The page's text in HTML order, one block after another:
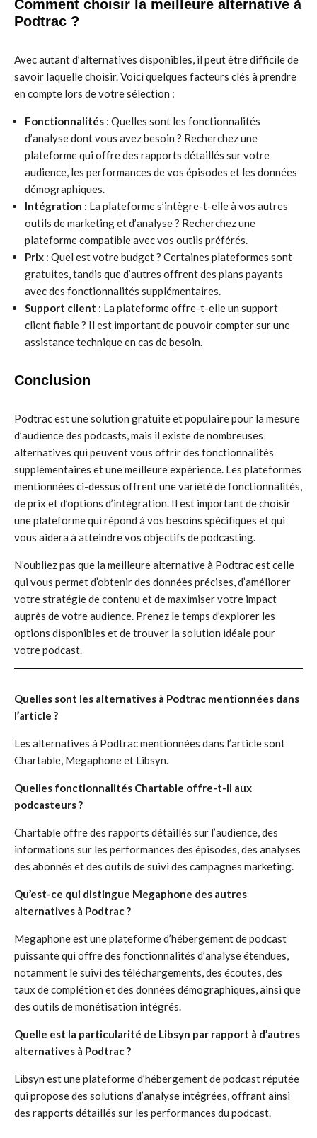
Comment choisir la meilleure alternative à
Podtrac ?
Avec autant d’alternatives disponibles, il peut être difficile de
savoir laquelle choisir. Voici quelques facteurs clés à prendre
en compte lors de votre sélection :
Fonctionnalités : Quelles sont les fonctionnalités
d’analyse dont vous avez besoin ? Recherchez une
plateforme qui offre des rapports détaillés sur votre
audience, les performances de vos épisodes et les données
démographiques.
Intégration : La plateforme s’intègre-t-elle à vos autres
outils de marketing et d’analyse ? Recherchez une
plateforme compatible avec vos outils préférés.
Prix : Quel est votre budget ? Certaines plateformes sont
gratuites, tandis que d’autres offrent des plans payants
avec des fonctionnalités supplémentaires.
Support client : La plateforme offre-t-elle un support
client fiable ? Il est important de pouvoir compter sur une
assistance technique en cas de besoin.
Conclusion
Podtrac est une solution gratuite et populaire pour la mesure
d’audience des podcasts, mais il existe de nombreuses
alternatives qui peuvent vous offrir des fonctionnalités
supplémentaires et une meilleure expérience. Les plateformes
mentionnées ci-dessus offrent une variété de fonctionnalités,
de prix et d’options d’intégration. Il est important de choisir
une plateforme qui répond à vos besoins spécifiques et qui
vous aidera à atteindre vos objectifs de podcasting.
N’oubliez pas que la meilleure alternative à Podtrac est celle
qui vous permet d’obtenir des données précises, d’améliorer
votre stratégie de contenu et de maximiser votre impact
auprès de votre audience. Prenez le temps d’explorer les
options disponibles et de trouver la solution idéale pour
votre podcast.
Quelles sont les alternatives à Podtrac mentionnées dans
l’article ?
Les alternatives à Podtrac mentionnées dans l’article sont
Chartable, Megaphone et Libsyn.
Quelles fonctionnalités Chartable offre-t-il aux
podcasteurs ?
Chartable offre des rapports détaillés sur l’audience, des
informations sur les performances des épisodes, des analyses
des abonnés et des outils de suivi des campagnes marketing.
Qu’est-ce qui distingue Megaphone des autres
alternatives à Podtrac ?
Megaphone est une plateforme d’hébergement de podcast
puissante qui offre des fonctionnalités d’analyse étendues,
notamment le suivi des téléchargements, des écoutes, des
taux de complétion et des données démographiques, ainsi que
des outils de monétisation intégrés.
Quelle est la particularité de Libsyn par rapport à d’autres
alternatives à Podtrac ?
Libsyn est une plateforme d’hébergement de podcast réputée
qui propose des solutions d’analyse intégrées, offrant ainsi
des rapports détaillés sur les performances du podcast.